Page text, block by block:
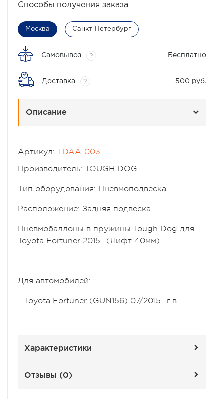
Способы получения заказа
Москва Санкт-Петербург
Самовывоз ? Бесплатно
Доставка ? 500 руб.
Описание
Артикул: TDAA-003
Производитель: TOUGH DOG
Тип оборудования: Пневмоподвеска
Расположение: Задняя подвеска
Пневмобаллоны в пружины Tough Dog для
Toyota Fortuner 2015- (Лифт 40мм)
Для автомобилей:
– Toyota Fortuner (GUN156) 07/2015- г.в.
Характеристики
Отзывы (0)